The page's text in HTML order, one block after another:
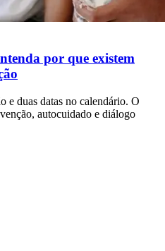
por que existem
e duas datas no calendário. O
autocuidado e diálogo